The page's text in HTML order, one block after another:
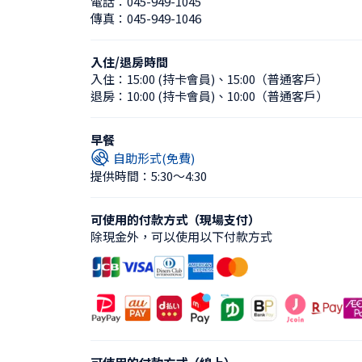
傳真： 045-949-1046
入住/退房時間
入住： 15:00 (持卡會員) 、 15:00（普通客戶）
退房： 10:00 (持卡會員) 、 10:00（普通客戶）
早餐
自助形式(免費)
提供時間：5:30〜4:30
可使用的付款方式（現場支付）
除現金外，可以使用以下付款方式